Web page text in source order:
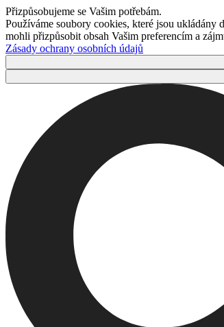
Přizpůsobujeme se Vašim potřebám.
Používáme soubory cookies, které jsou ukládány
mohli přizpůsobit obsah Vašim preferencím a
Zásady ochrany osobních údajů